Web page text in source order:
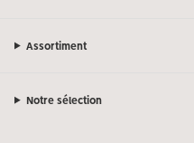
Assortiment
Notre sélection